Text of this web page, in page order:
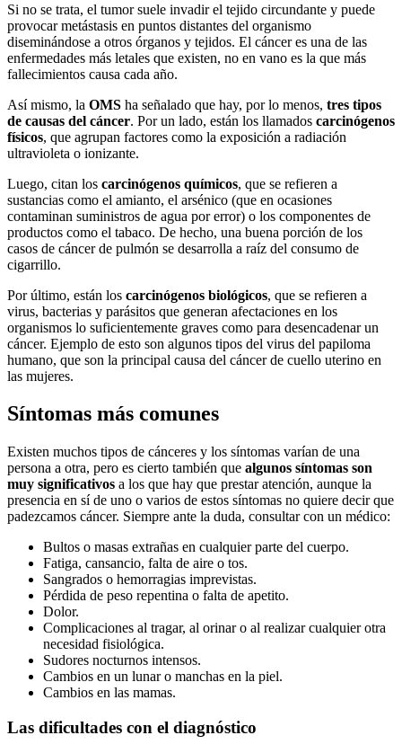
Si no se trata, el tumor suele invadir el tejido circundante y puede
provocar metástasis en puntos distantes del organismo
diseminándose a otros órganos y tejidos. El cáncer es una de las
enfermedades más letales que existen, no en vano es la que más
fallecimientos causa cada año.
Así mismo, la OMS ha señalado que hay, por lo menos, tres tipos
de causas del cáncer. Por un lado, están los llamados carcinógenos
físicos, que agrupan factores como la exposición a radiación
ultravioleta o ionizante.
Luego, citan los carcinógenos químicos, que se refieren a
sustancias como el amianto, el arsénico (que en ocasiones
contaminan suministros de agua por error) o los componentes de
productos como el tabaco. De hecho, una buena porción de los
casos de cáncer de pulmón se desarrolla a raíz del consumo de
cigarrillo.
Por último, están los carcinógenos biológicos, que se refieren a
virus, bacterias y parásitos que generan afectaciones en los
organismos lo suficientemente graves como para desencadenar un
cáncer. Ejemplo de esto son algunos tipos del virus del papiloma
humano, que son la principal causa del cáncer de cuello uterino en
las mujeres.
Síntomas más comunes
Existen muchos tipos de cánceres y los síntomas varían de una
persona a otra, pero es cierto también que algunos síntomas son
muy significativos a los que hay que prestar atención, aunque la
presencia en sí de uno o varios de estos síntomas no quiere decir que
padezcamos cáncer. Siempre ante la duda, consultar con un médico:
Bultos o masas extrañas en cualquier parte del cuerpo.
Fatiga, cansancio, falta de aire o tos.
Sangrados o hemorragias imprevistas.
Pérdida de peso repentina o falta de apetito.
Dolor.
Complicaciones al tragar, al orinar o al realizar cualquier otra
necesidad fisiológica.
Sudores nocturnos intensos.
Cambios en un lunar o manchas en la piel.
Cambios en las mamas.
Las dificultades con el diagnóstico